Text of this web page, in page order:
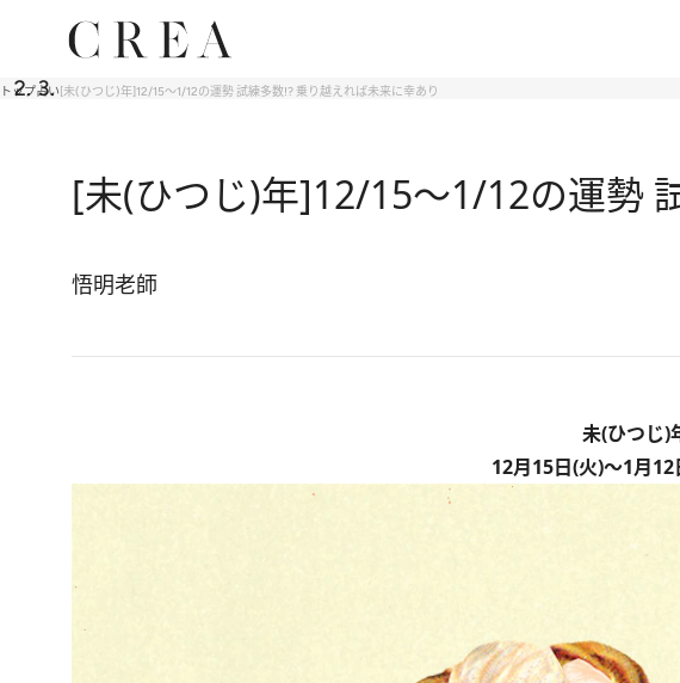
トップ占い[未(ひつじ)年]12/15～1/12の運勢 試練多数!? 乗り越えれば未来に幸あり
[未(ひつじ)年]12/15～1/12の運勢
悟明老師
未(ひつじ)
12月15日(火)〜1月